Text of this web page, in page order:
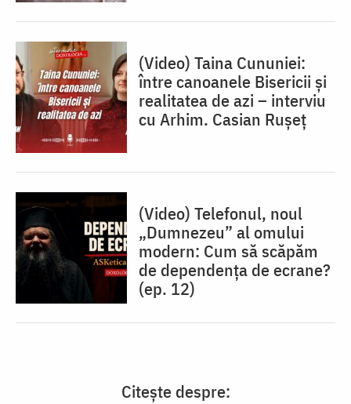
(Video) Taina Cununiei:
între canoanele Bisericii și
realitatea de azi – interviu
cu Arhim. Casian Rușeț
(Video) Telefonul, noul
„Dumnezeu” al omului
modern: Cum să scăpăm
de dependența de ecrane?
(ep. 12)
Citește despre: